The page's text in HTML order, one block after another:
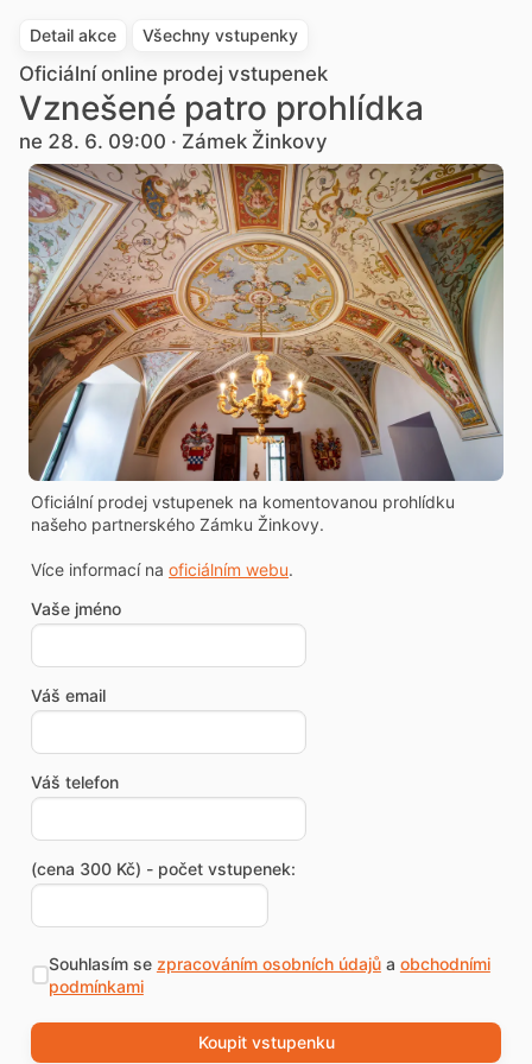
Detail akce Všechny vstupenky
Oficiální online prodej vstupenek
Vznešené patro prohlídka
ne 28. 6. 09:00 · Zámek Žinkovy
Oficiální prodej vstupenek na komentovanou prohlídku
našeho partnerského Zámku Žinkovy.
Více informací na oficiálním webu.
Vaše jméno
Váš email
Váš telefon
(cena 300 Kč) - počet vstupenek:
Souhlasím se zpracováním osobních údajůa obchodními
podmínkami
Koupit vstupenku